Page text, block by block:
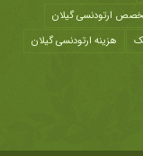
ارتودنسی گیلان
هزینه ارتودنسی گیلان